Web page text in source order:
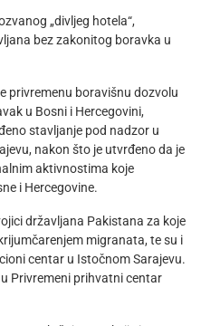
„divljeg hotela“,
bez zakonitog boravka u
privremenu boravišnu dozvolu
u Bosni i Hercegovini,
stavljanje pod nadzor u
nakon što je utvrđeno da je
aktivnostima koje
i Hercegovine.
državljana Pakistana za koje
migranata, te su i
centar u Istočnom Sarajevu.
Privremeni prihvatni centar